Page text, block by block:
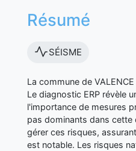
Résumé
SÉISME
La commune de
Le diagnostic ERP révèle
l'importance de mesures
pas dominants dans cette
gérer ces risques,
est notable. Les risques